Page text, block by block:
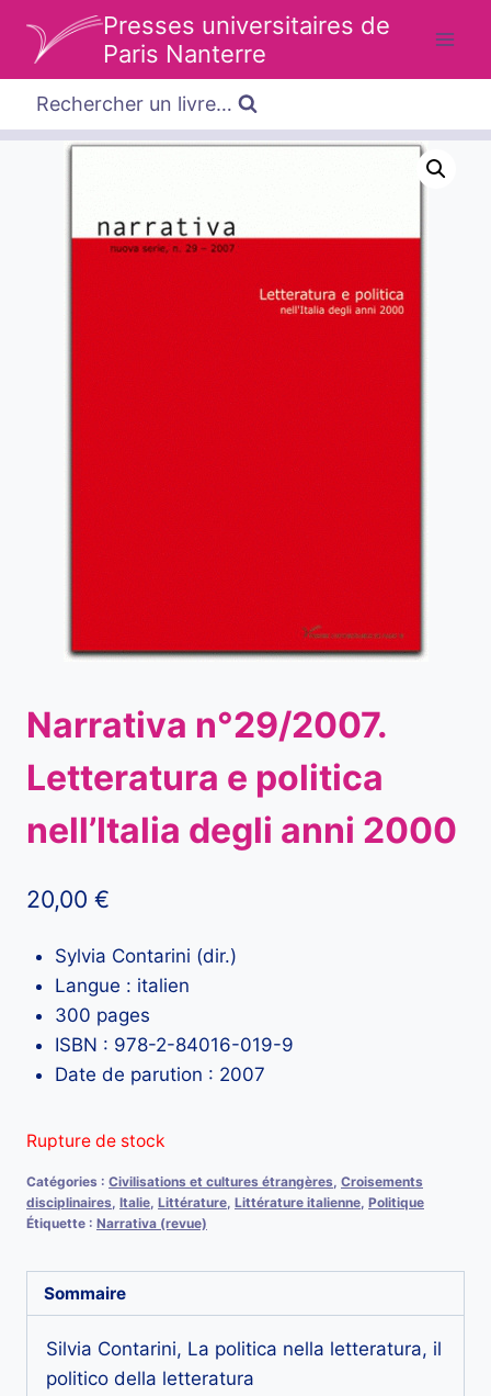
Presses universitaires de
Paris Nanterre
Rechercher un livre…
Narrativa n°29/2007.
Letteratura e politica
nell’Italia degli anni 2000
20,00 €
Sylvia Contarini (dir.)
Langue : italien
300 pages
ISBN : 978-2-84016-019-9
Date de parution : 2007
Rupture de stock
Catégories : Civilisations et cultures étrangères, Croisements
disciplinaires, Italie, Littérature, Littérature italienne, Politique
Étiquette : Narrativa (revue)
Sommaire
Silvia Contarini, La politica nella letteratura, il
politico della letteratura